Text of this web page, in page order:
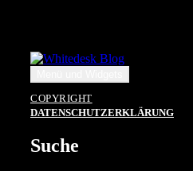
COPYRIGHT
DATENSCHUTZERKLÄRUNG
Suche